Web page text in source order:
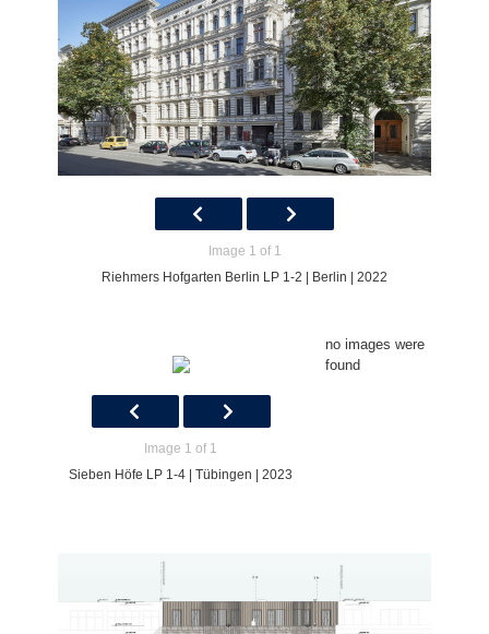
Image 1 of 1
Riehmers Hofgarten Berlin LP 1-2 | Berlin | 2022
Image 1 of 1
Sieben Höfe LP 1-4 | Tübingen | 2023
no images were
found